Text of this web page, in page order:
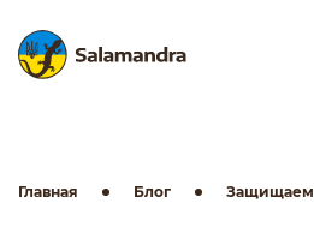
Главная Блог Защищаем